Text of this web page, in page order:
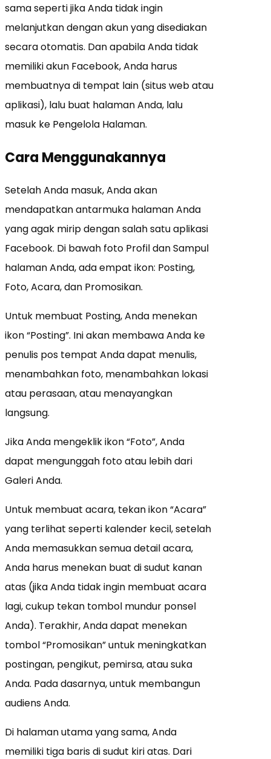
sama seperti jika Anda tidak ingin
melanjutkan dengan akun yang disediakan
secara otomatis. Dan apabilaAnda tidak
memiliki akun Facebook, Anda harus
membuatnya di tempat lain (situs web atau
aplikasi), lalu buat halaman Anda, lalu
masuk ke Pengelola Halaman.
Cara Menggunakannya
Setelah Anda masuk, Anda akan
mendapatkan antarmuka halaman Anda
yang agak mirip dengan salah satu aplikasi
Facebook. Di bawah foto Profil dan Sampul
halaman Anda, ada empat ikon: Posting,
Foto, Acara, dan Promosikan.
Untuk membuat Posting, Anda menekan
ikon “Posting”. Ini akan membawa Anda ke
penulis pos tempat Anda dapat menulis,
menambahkan foto, menambahkan lokasi
atau perasaan, atau menayangkan
langsung.
Jika Anda mengeklik ikon “Foto”, Anda
dapat mengunggah foto atau lebih dari
Galeri Anda.
Untuk membuat acara, tekan ikon “Acara”
yang terlihat seperti kalender kecil, setelah
Anda memasukkan semua detail acara,
Anda harus menekan buat di sudut kanan
atas (jika Anda tidak ingin membuat acara
lagi, cukup tekan tombol mundur ponsel
Anda). Terakhir, Anda dapat menekan
tombol “Promosikan” untuk meningkatkan
postingan, pengikut, pemirsa, atau suka
Anda. Pada dasarnya, untuk membangun
audiens Anda.
Di halaman utama yang sama, Anda
memiliki tiga baris di sudut kiri atas. Dari